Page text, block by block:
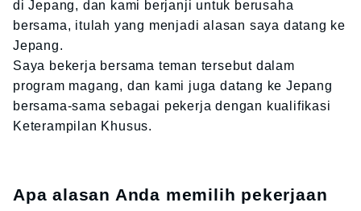
di Jepang, dan kami berjanji untuk berusaha
bersama, itulah yang menjadi alasan saya datang ke
Jepang.
Saya bekerja bersama teman tersebut dalam
program magang, dan kami juga datang ke Jepang
bersama-sama sebagai pekerja dengan kualifikasi
Keterampilan Khusus.
Apa alasan Anda memilih pekerjaan